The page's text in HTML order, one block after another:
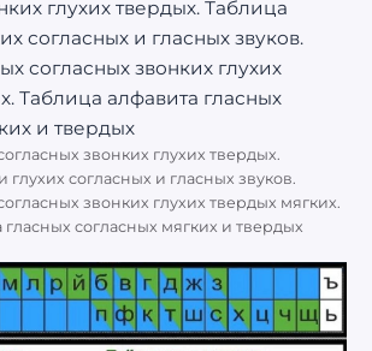
звонких глухих твердых.
глухих согласных и гласных звуков.
звонких глухих твердых мягких.
согласных мягких и твердых